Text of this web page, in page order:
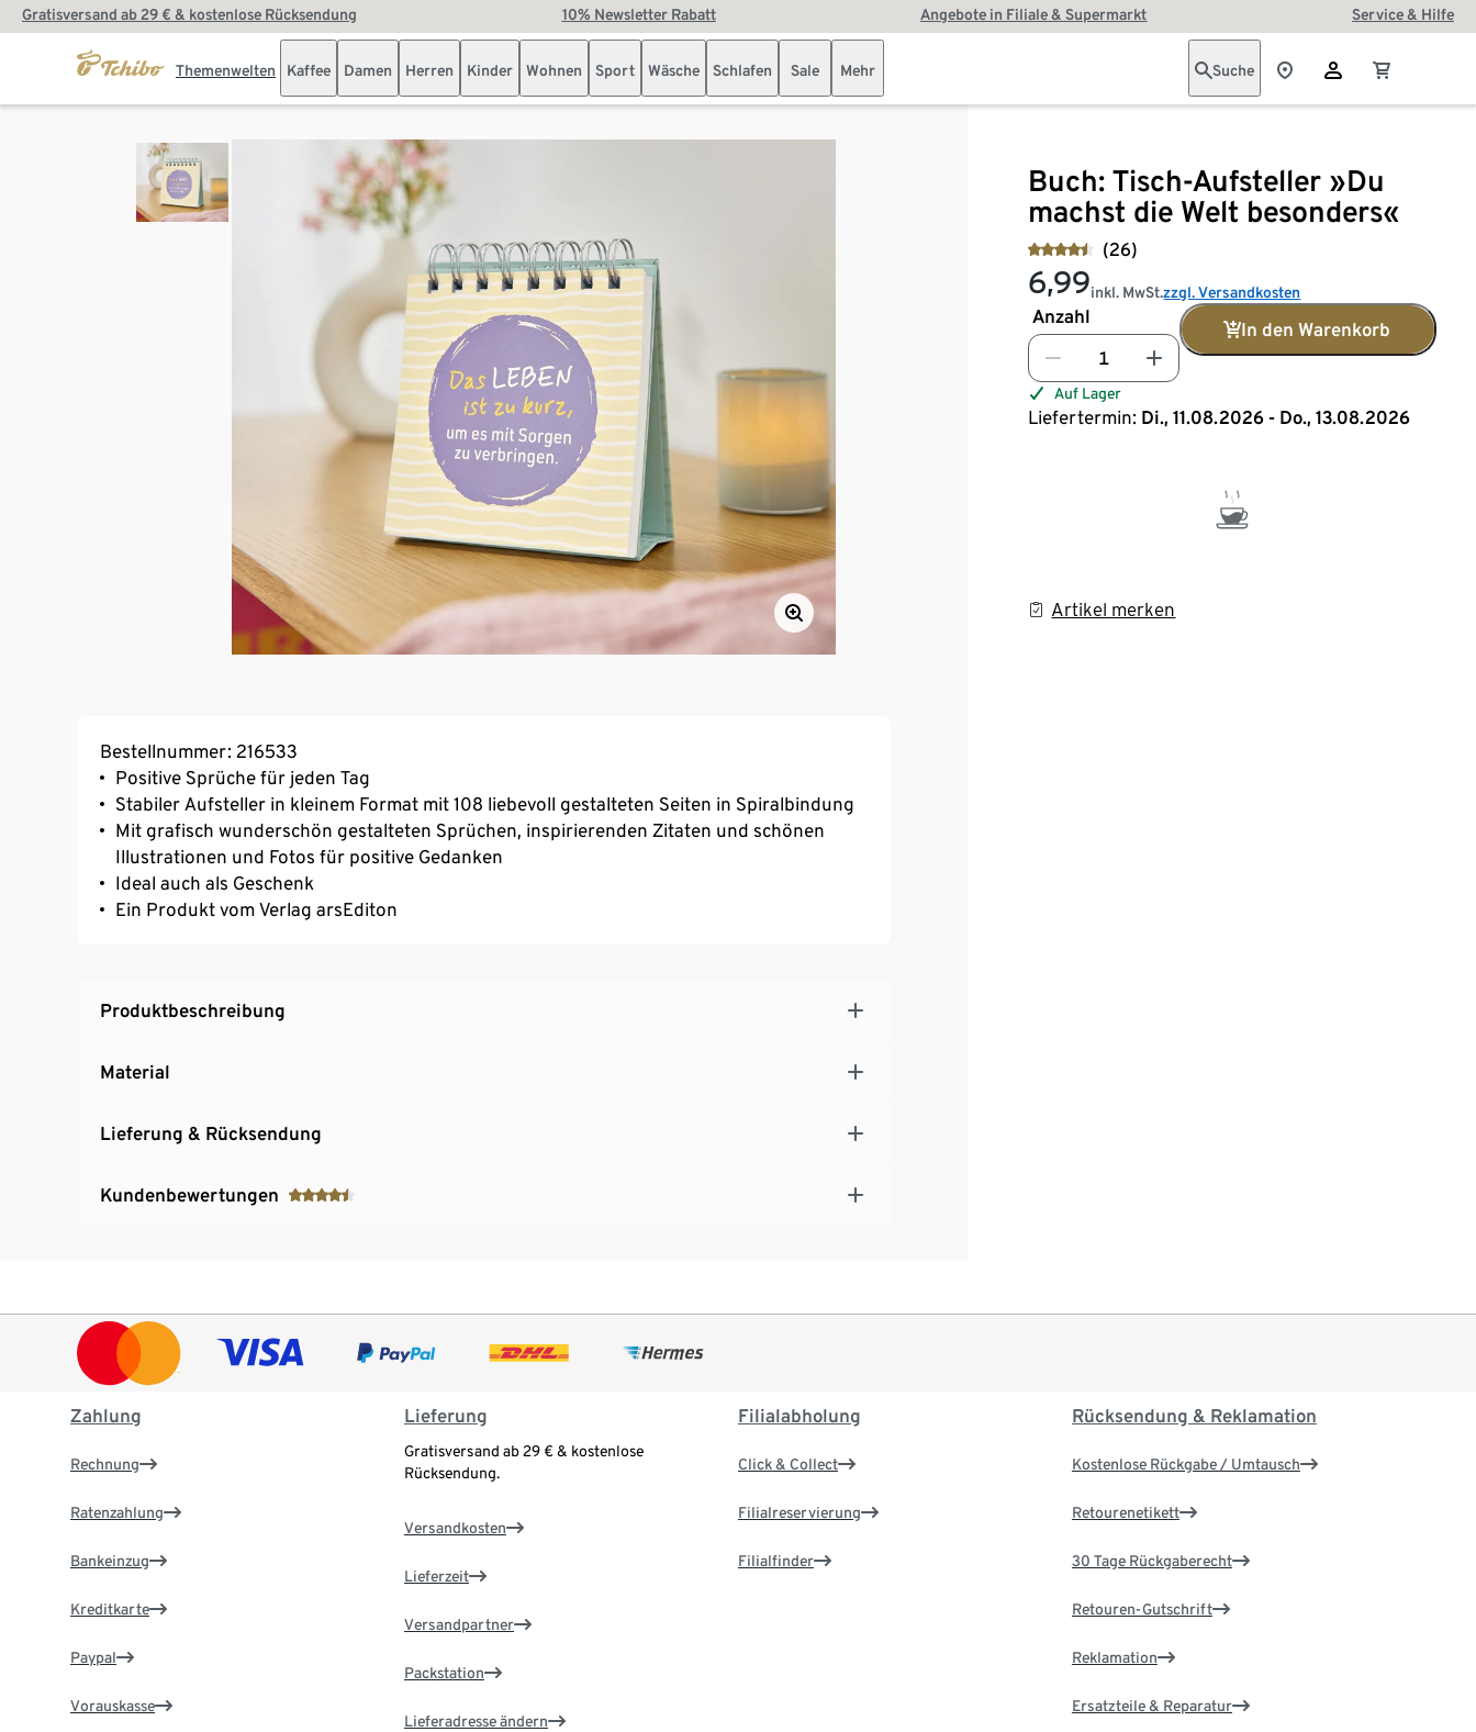
Gratisversand ab 29 € & kostenlose Rücksendung 10% Newsletter Rabatt Angebote in Filiale & Supermarkt Service & Hilfe
Themenwelten Kaffee Damen Herren Kinder Wohnen Sport Wäsche Schlafen Sale Mehr Suche
Buch: Tisch-Aufsteller »Du
machst die Welt besonders«
(26)
6,99inkl. MwSt.zzgl. Versandkosten
Anzahl
In den Warenkorb
Auf Lager
Liefertermin: Di., 11.08.2026 - Do., 13.08.2026
Artikel merken
Bestellnummer: 216533
Positive Sprüche für jeden Tag
Stabiler Aufsteller in kleinem Format mit 108 liebevoll gestalteten Seiten in Spiralbindung
Mit grafisch wunderschön gestalteten Sprüchen, inspirierenden Zitaten und schönen
Illustrationen und Fotos für positive Gedanken
Ideal auch als Geschenk
Ein Produkt vom Verlag arsEditon
Produktbeschreibung
Material
Lieferung & Rücksendung
Kundenbewertungen
Zahlung
Rechnung
Ratenzahlung
Bankeinzug
Kreditkarte
Paypal
Vorauskasse
Lieferung
Gratisversand ab 29 € & kostenlose
Rücksendung.
Versandkosten
Lieferzeit
Versandpartner
Packstation
Lieferadresse ändern
Filialabholung
Click & Collect
Filialreservierung
Filialfinder
Rücksendung & Reklamation
Kostenlose Rückgabe / Umtausch
Retourenetikett
30 Tage Rückgaberecht
Retouren-Gutschrift
Reklamation
Ersatzteile & Reparatur